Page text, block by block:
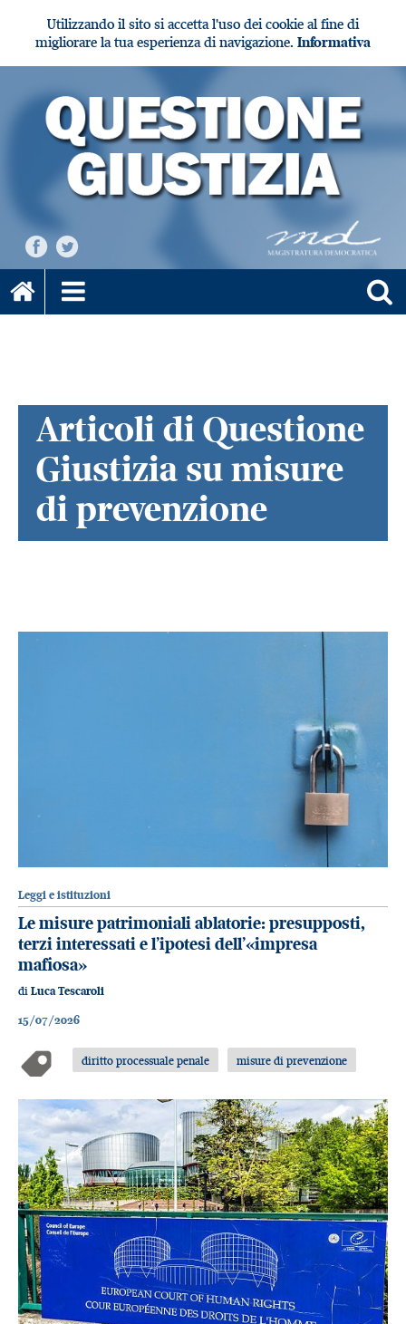
Utilizzando il sito si accetta l'uso dei cookie al fine di
migliorare la tua esperienza di navigazione. Informativa
Articoli di Questione
Giustizia su misure
di prevenzione
Leggi e istituzioni
Le misure patrimoniali ablatorie: presupposti,
terzi interessati e l’ipotesi dell’«impresa
mafiosa»
di Luca Tescaroli
15/07/2026
diritto processuale penale misure di prevenzione